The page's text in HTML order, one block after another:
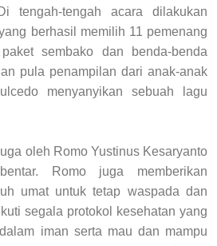
tengah-tengah acara dilakukan
berhasil memilih 11 pemenang
sembako dan benda-benda
pula penampilan dari anak-anak
menyanyikan sebuah lagu
oleh Romo Yustinus Kesaryanto
Romo juga memberikan
umat untuk tetap waspada dan
segala protokol kesehatan yang
iman serta mau dan mampu